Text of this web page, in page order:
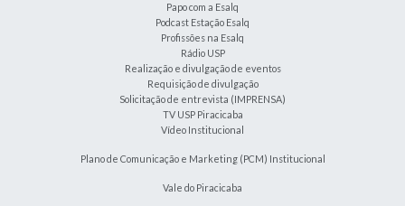
Papo com a Esalq
Podcast Estação Esalq
Profissões na Esalq
Rádio USP
Realização e divulgação de eventos
Requisição de divulgação
Solicitação de entrevista (IMPRENSA)
TV USP Piracicaba
Vídeo Institucional
Plano de Comunicação e Marketing (PCM) Institucional
Vale do Piracicaba